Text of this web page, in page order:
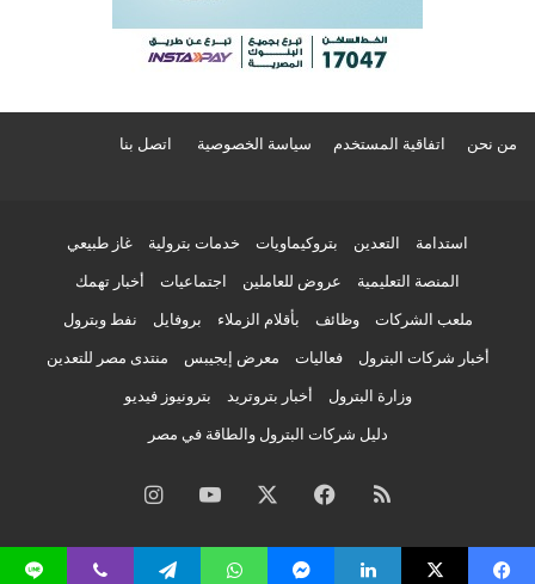
من نحن اتفاقية المستخدم سياسة الخصوصية اتصل بنا
استدامة التعدين بتروكيماويات خدمات بترولية غاز طبيعي
المنصة التعليمية عروض للعاملين اجتماعيات أخبار تهمك
ملعب الشركات وظائف بأقلام الزملاء بروفايل نفط وبترول
أخبار شركات البترول فعاليات معرض إيجيبس منتدى مصر للتعدين
وزارة البترول أخبار بتروتريد بترونيوز فيديو
دليل شركات البترول والطاقة في مصر
ملخص
الموقع
فيسبوك ‫YouTubeانستقرام